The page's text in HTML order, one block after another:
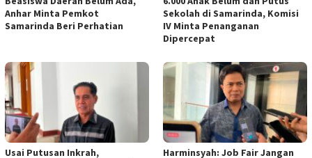
Anhar Minta Pemkot
Samarinda Beri Perhatian
Sekolah di Samarinda, Komisi
IV Minta Penanganan
Dipercepat
Usai Putusan Inkrah,
Harminsyah: Job Fair Jangan